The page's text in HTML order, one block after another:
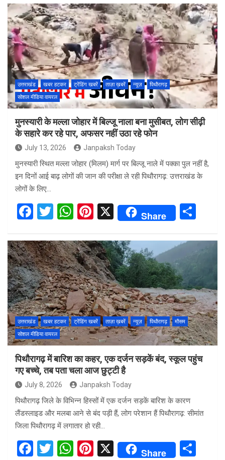
ce
b
o
o
k
tt
er
at
s
A
p
p
er
es
t
ar
e
उत्तराखंड खबर हटकर ट्रेंडिंग खबरें ताज़ा ख़बरें न्यूज़
पिथौरागढ़
सोशल मीडिया वायरल
मुनस्यारी के मल्ला जोहार में बिल्जू नाला बना मुसीबत, लोग सीढ़ी
के सहारे कर रहे पार, अफसर नहीं उठा रहे फोन
July 13, 2026 Janpaksh Today
मुनस्यारी स्थित मल्ला जोहार (मिलम) मार्ग पर बिल्जू नाले में पक्का पुल नहीं है,
इन दिनों आई बाढ़ लोगों की जान की परीक्षा ले रही पिथौरागढ़: उत्तराखंड के
लोगों के लिए…
F
ce
b
o
o
k
T
tt
er
W
at
s
A
p
p
Pi
er
es
t
X Share
ar
e
उत्तराखंड खबर हटकर ट्रेंडिंग खबरें ताज़ा ख़बरें न्यूज़ पिथौरागढ़
मौसम
सोशल मीडिया वायरल
पिथौरागढ़ में बारिश का कहर, एक दर्जन सड़कें बंद, स्कूल पहुंच
गए बच्चे, तब पता चला आज छुट्टी है
July 8, 2026 Janpaksh Today
पिथौरागढ़ जिले के विभिन्न हिस्सों में एक दर्जन सड़कें बारिश के कारण
लैंडस्लाइड और मलबा आने से बंद पड़ी हैं, लोग परेशान हैं पिथौरागढ़: सीमांत
जिला पिथौरागढ़ में लगातार हो रही…
F
T
W Pi X Share